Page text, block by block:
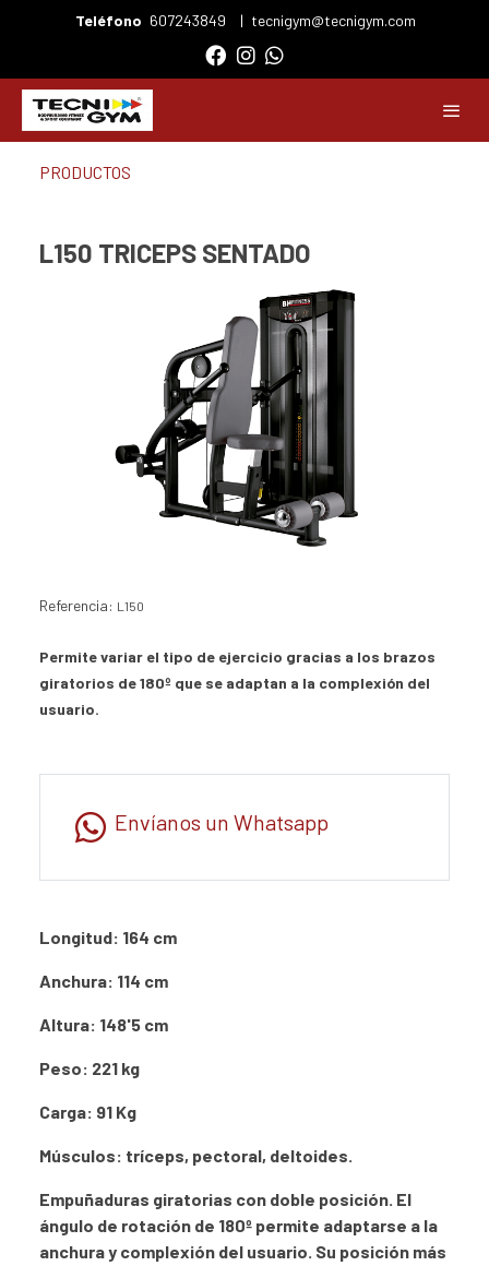
Teléfono 607243849 | tecnigym@tecnigym.com
PRODUCTOS
L150 TRICEPS SENTADO
Referencia: L150
Permite variar el tipo de ejercicio gracias a los brazos
giratorios de 180º que se adaptan a la complexión del
usuario.
Envíanos un Whatsapp
Longitud: 164 cm
Anchura: 114 cm
Altura: 148'5 cm
Peso: 221 kg
Carga: 91 Kg
Músculos: tríceps, pectoral, deltoides.
Empuñaduras giratorias con doble posición. El
ángulo de rotación de 180º permite adaptarse a la
anchura y complexión del usuario. Su posición más